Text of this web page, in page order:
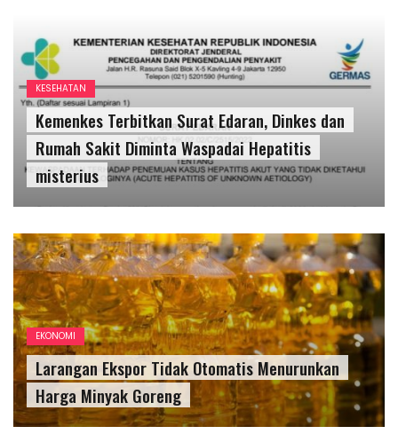
KESEHATAN
Kemenkes Terbitkan Surat Edaran, Dinkes dan
Rumah Sakit Diminta Waspadai Hepatitis
misterius
EKONOMI
Larangan Ekspor Tidak Otomatis Menurunkan
Harga Minyak Goreng